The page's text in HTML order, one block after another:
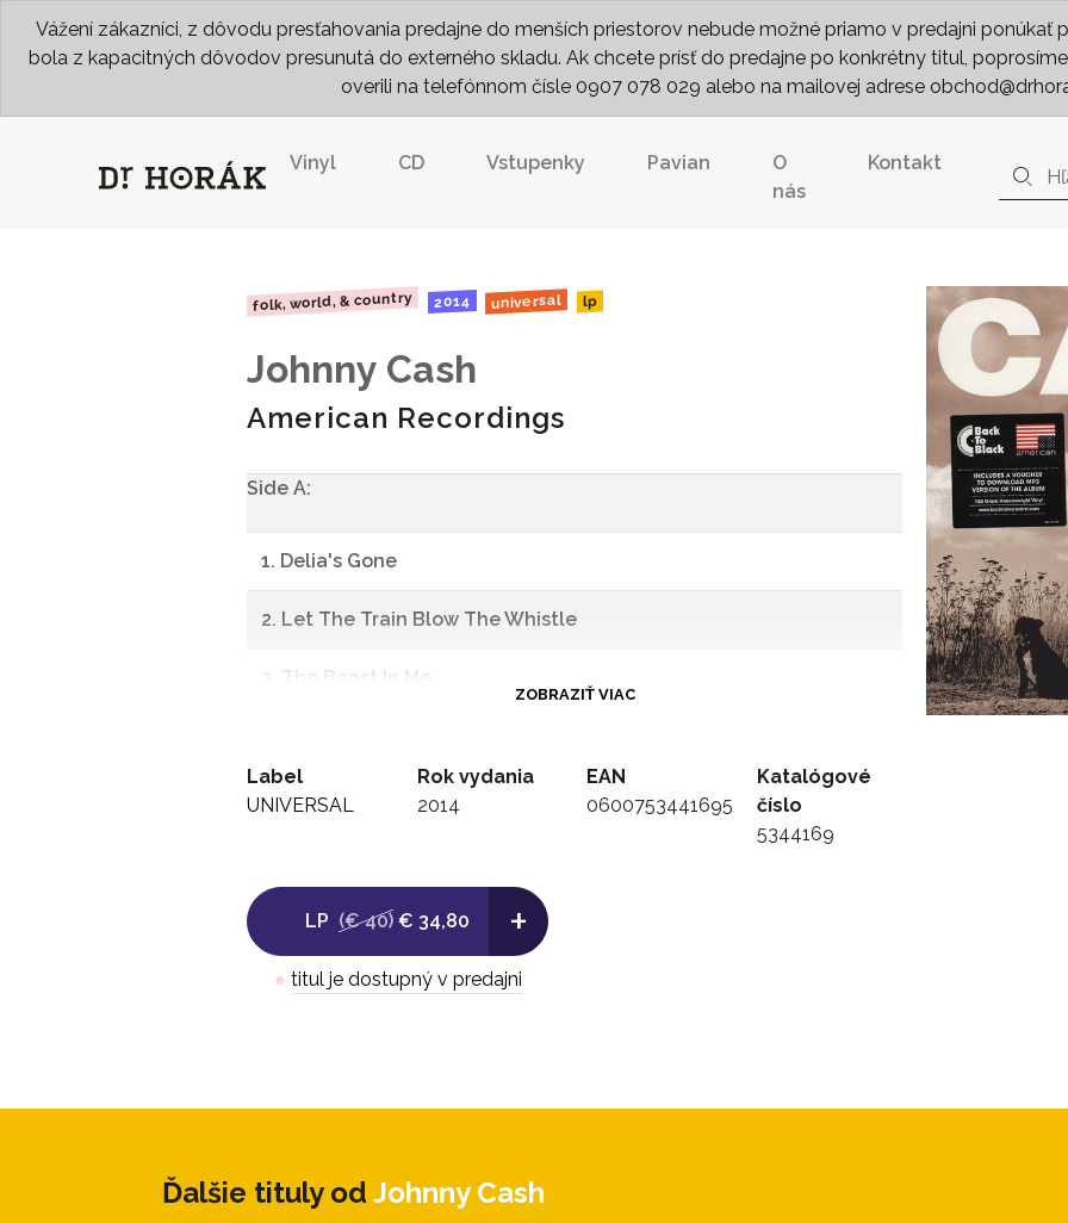
Vážení zákazníci, z dôvodu presťahovania predajne do menších priestorov nebude možné priamo v predajni
bola z kapacitných dôvodov presunutá do externého skladu. Ak chcete prísť do predajne po konkrétny titul,
overili na telefónnom čísle 0907 078 029 alebo na mailovej adrese
Vinyl CD Vstupenky Pavian
O
nás
Kontakt
folk, world, & country 2014 universal lp
Johnny Cash
American Recordings
Side A:
1. Delia's Gone
2. Let The Train Blow The Whistle
3. The Beast In Me
5. Why Me Lord
7. Oh, Bury Me Not (Includes The Introduction To Cowboy's Prayer)
3. Down There By The Train
ZOBRAZIŤ VIAC
Label
UNIVERSAL
Rok vydania
2014
EAN
0600753441695
Katalógové
číslo
5344169
LP (€ 40) € 34,80 +
● titul je dostupný v predajni
Ďalšie tituly od Johnny Cash